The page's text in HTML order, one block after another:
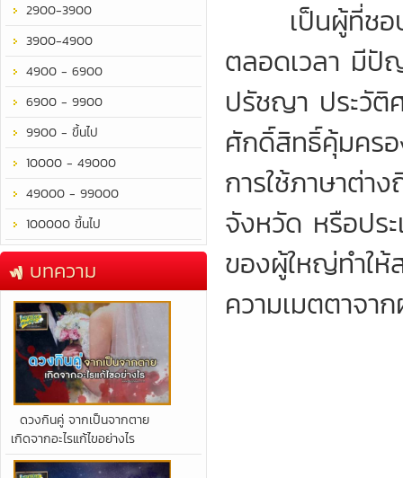
2900-3900
3900-4900
4900 - 6900
6900 - 9900
9900 - ขึ้นไป
10000 - 49000
49000 - 99000
100000 ขึ้นไป
บทความ
​ดวงกินคู่ จากเป็นจากตาย
เกิดจากอะไรแก้ไขอย่างไร
เป็นผู้ที่ชอบพั
ตลอดเวลา มีปั
ปรัชญา ประวัติ
ศักดิ์สิทธิ์คุ้มคร
การใช้ภาษาต่า
จังหวัด หรือปร
ของผู้ใหญ่ทำใ
ความเมตตาจา